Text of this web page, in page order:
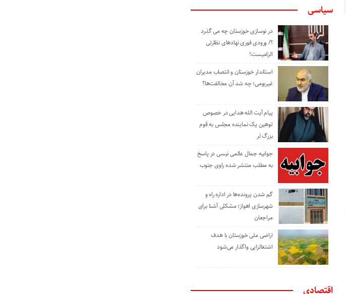
سیاسی
در نوسازی خوزستان چه می گذرد
؟/ ورودی فوری نهادهای نظارتی
الزامیست!
استاندار خوزستان و انتصاب مدیران
غیربومی؛ چه شد آن مخالفت‌ها؟
پیام آیت الله هدایی در خصوص
توهین یک نماینده مجلس به قوم
بزرگ لر
جوابیه جمال عالمی نیسی در پاسخ
به مطلب منتشر شده راوی جنوب
گم شدن پرونده‌ها در اداره راه و
شهرسازی اهواز؛ مشکلی آشنا برای
مراجعان
اراضی ملی خوزستان با هدف
اشتغالزایی واگذار می‌شود
اقتصادی